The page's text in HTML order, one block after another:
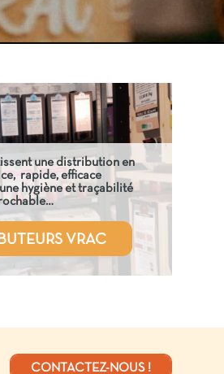
VRAC
une distribution en
rapide, efficace
hygiène et traçabilité
CONTACTEZ-NOUS !